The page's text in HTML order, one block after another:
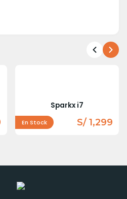
Sparkx i7
En Stock S/ 1,299